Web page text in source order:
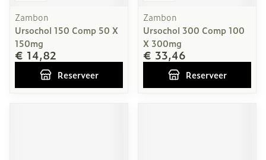
Zambon
Ursochol 150 Comp 50 X
150mg
€ 14,82
Reserveer
Zambon
Ursochol 300 Comp 100
X 300mg
€ 33,46
Reserveer